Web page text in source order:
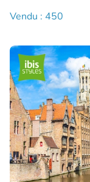
Vendu : 450